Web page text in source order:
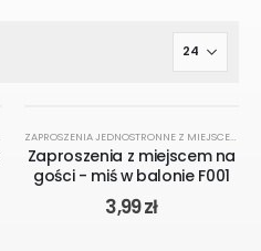
,NA CHRZEST,ZAPROSZENIA
ZAPROSZENIA JEDNOSTRONNE Z MIEJSCEM NA GOŚCI
Zaproszenia z miejscem na
gości - miś w balonie F001
3,99zł